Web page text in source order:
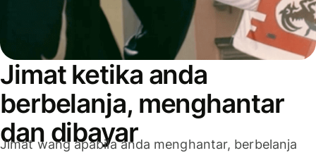
Jimat ketika anda
berbelanja, menghantar
dan dibayar
Jimat wang apabila anda menghantar, berbelanja